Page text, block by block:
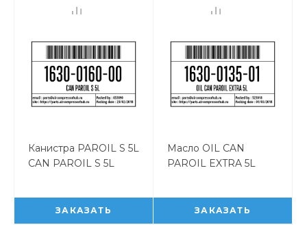
Канистра PAROIL S 5L
CAN PAROIL S 5L
ЗАКАЗАТЬ
Масло OIL CAN
PAROIL EXTRA 5L
ЗАКАЗАТЬ